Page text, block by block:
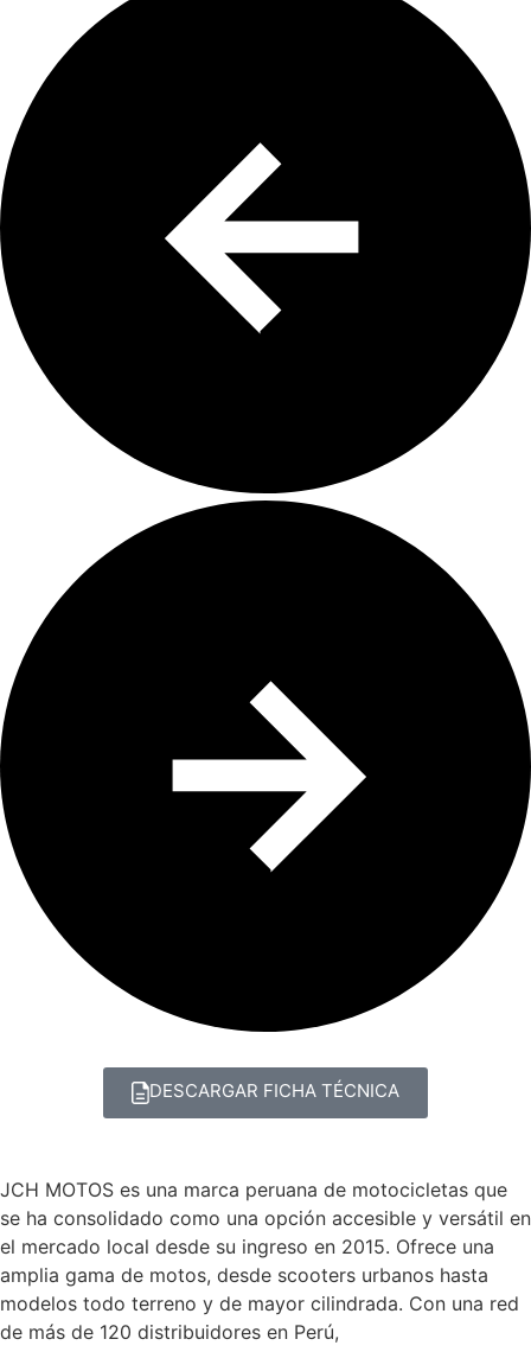
DESCARGAR FICHA TÉCNICA
JCH MOTOS es una marca peruana de motocicletas que
se ha consolidado como una opción accesible y versátil en
el mercado local desde su ingreso en 2015. Ofrece una
amplia gama de motos, desde scooters urbanos hasta
modelos todo terreno y de mayor cilindrada. Con una red
de más de 120 distribuidores en Perú,